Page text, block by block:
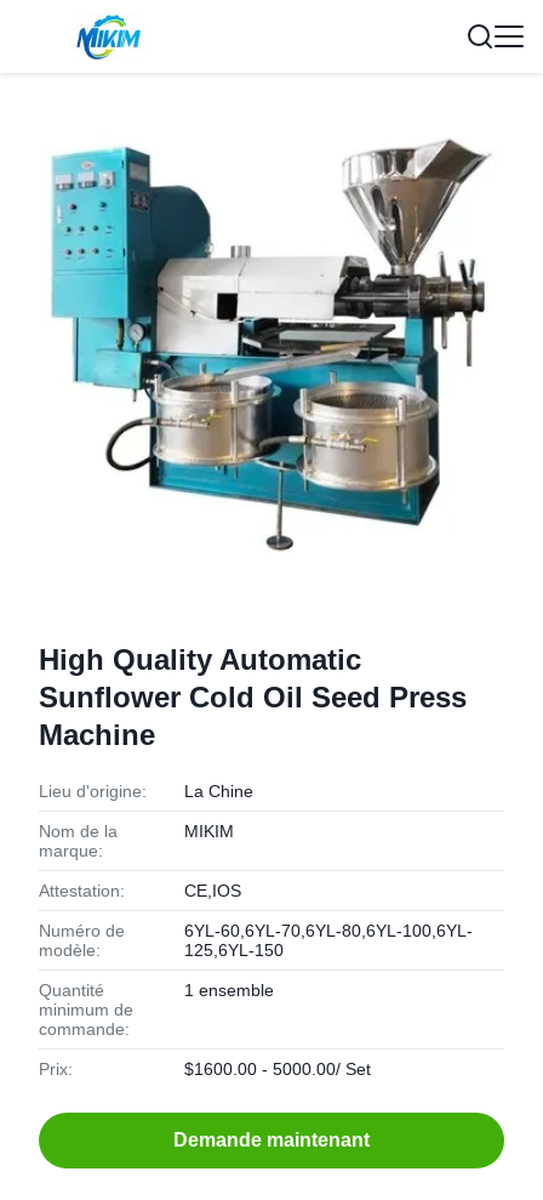
High Quality Automatic
Sunflower Cold Oil Seed Press
Machine
Lieu d'origine: La Chine
Nom de la
marque:
MIKIM
Attestation: CE,IOS
Numéro de
modèle:
6YL-60,6YL-70,6YL-80,6YL-100,6YL-
125,6YL-150
Quantité
minimum de
commande:
1 ensemble
Prix: $1600.00 - 5000.00/ Set
Demande maintenant